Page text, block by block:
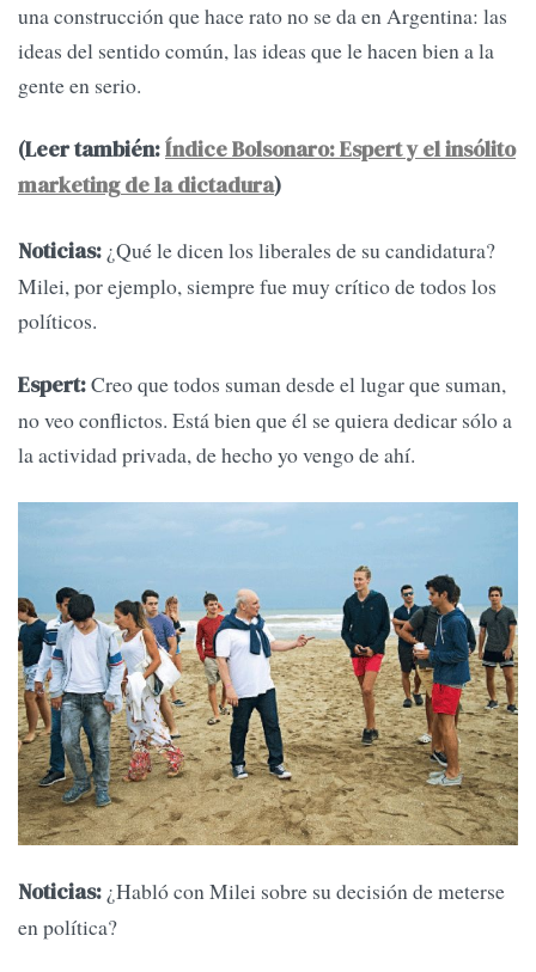
una construcción que hace rato no se da en Argentina: las
ideas del sentido común, las ideas que le hacen bien a la
gente en serio.
(Leer también:Índice Bolsonaro: Espert y el insólito
marketing de la dictadura)
Noticias: ¿Qué le dicen los liberales de su candidatura?
Milei, por ejemplo, siempre fue muy crítico de todos los
políticos.
Espert:Creo que todos suman desde el lugar que suman,
no veo conflictos. Está bien que él se quiera dedicar sólo a
la actividad privada, de hecho yo vengo de ahí.
Noticias: ¿Habló con Milei sobre su decisión de meterse
en política?